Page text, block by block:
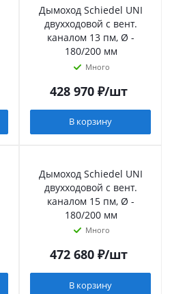
Дымоход Schiedel UNI
двухходовой с вент.
каналом 13 пм, Ø -
180/200 мм
Много
428 970₽/шт
В корзину
Дымоход Schiedel UNI
двухходовой с вент.
каналом 15 пм, Ø -
180/200 мм
Много
472 680₽/шт
В корзину